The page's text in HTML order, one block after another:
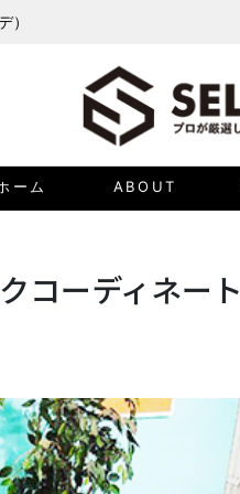
）
ーム ABOUT
コーディネート